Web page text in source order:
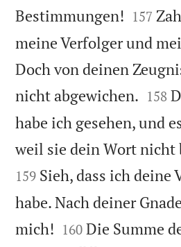
Bestimmungen! 

157
meine Verfolger und
Doch von deinen
nicht abgewichen. 

158
habe ich gesehen, und
weil sie dein Wort nicht
159 Sieh, dass ich deine
habe. Nach deiner
mich! 

160 Die Summe